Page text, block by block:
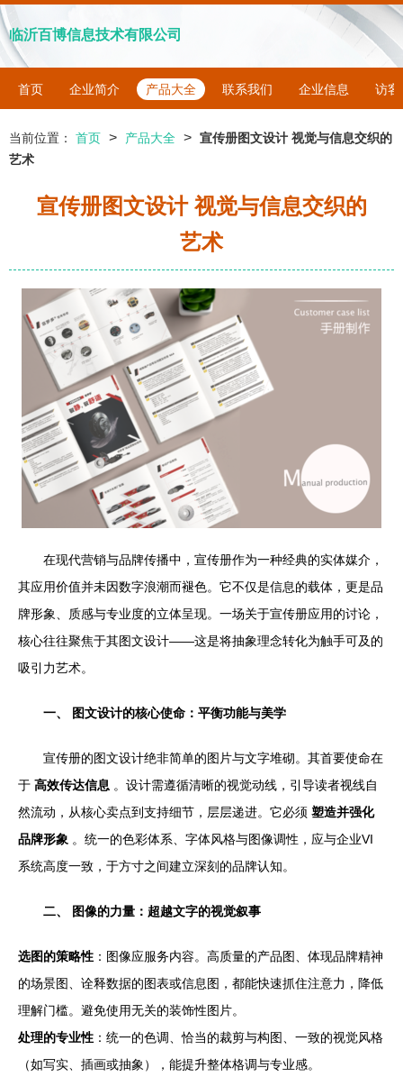
临沂百博信息技术有限公司
首页 企业简介 产品大全 联系我们 企业信息 访客
当前位置： 首页 > 产品大全 > 宣传册图文设计 视觉与信息交织的
艺术
宣传册图文设计 视觉与信息交织的
艺术
在现代营销与品牌传播中，宣传册作为一种经典的实体媒介，
其应用价值并未因数字浪潮而褪色。它不仅是信息的载体，更是品
牌形象、质感与专业度的立体呈现。一场关于宣传册应用的讨论，
核心往往聚焦于其图文设计——这是将抽象理念转化为触手可及的
吸引力艺术。
一、 图文设计的核心使命：平衡功能与美学
宣传册的图文设计绝非简单的图片与文字堆砌。其首要使命在
于 高效传达信息 。设计需遵循清晰的视觉动线，引导读者视线自
然流动，从核心卖点到支持细节，层层递进。它必须 塑造并强化
品牌形象 。统一的色彩体系、字体风格与图像调性，应与企业VI
系统高度一致，于方寸之间建立深刻的品牌认知。
二、 图像的力量：超越文字的视觉叙事
选图的策略性 ：图像应服务内容。高质量的产品图、体现品牌精神
的场景图、诠释数据的图表或信息图，都能快速抓住注意力，降低
理解门槛。避免使用无关的装饰性图片。
处理的专业性 ：统一的色调、恰当的裁剪与构图、一致的视觉风格
（如写实、插画或抽象），能提升整体格调与专业感。